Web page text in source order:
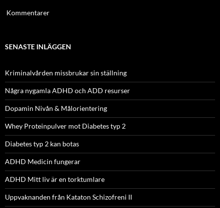
Kommentarer
SENASTE INLÄGGEN
Kriminalvården missbrukar sin ställning
Några nygamla ADHD och ADD resurser
Dopamin Nivån & Målorientering
Whey Proteinpulver mot Diabetes typ 2
Diabetes typ 2 kan botas
ADHD Medicin fungerar
ADHD Mitt liv är en torktumlare
Uppvaknanden från Kataton Schizofreni II